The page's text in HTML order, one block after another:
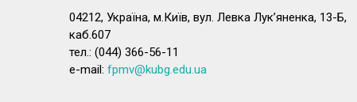
04212, Україна, м.Київ, вул. Левка Лук’яненка, 13-Б,
каб.607
тел.: (044) 366-56-11
e-mail: fpmv@kubg.edu.ua